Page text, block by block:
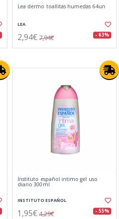
Lea dermo toallitas humedas 64un
LEA
2,94€ 7,94€ - 63%
Instituto español intimo gel uso
diario 300ml
INSTITUTO ESPAÑOL
1,95€ 4,29€ - 55%